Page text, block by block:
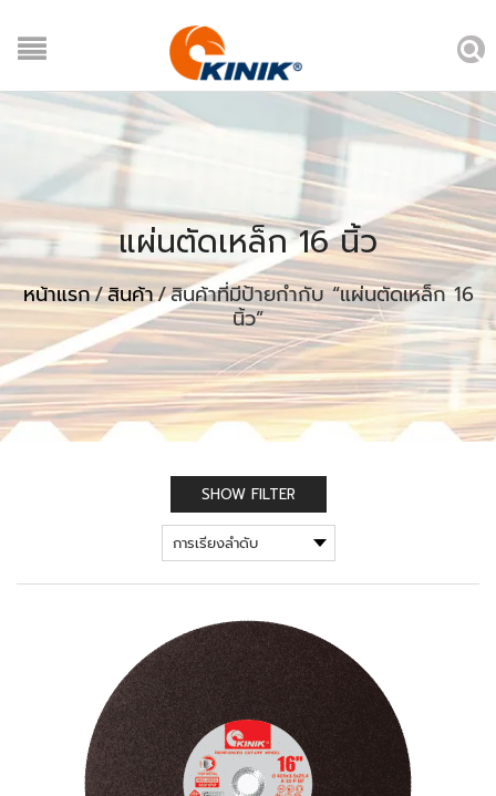
แผ่นตัดเหล็ก 16 นิ้ว
หน้าแรก/สินค้า/สินค้าที่มีป้ายกำกับ “แผ่นตัดเหล็ก 16
นิ้ว”
SHOW FILTER